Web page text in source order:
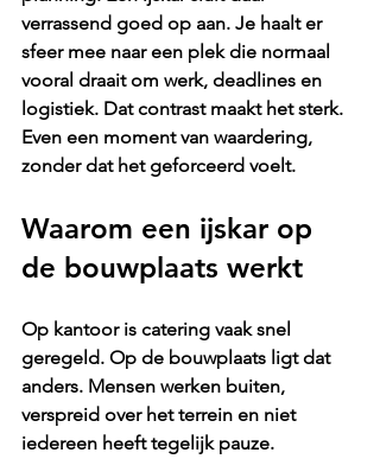
verrassend goed op aan. Je haalt er
sfeer mee naar een plek die normaal
vooral draait om werk, deadlines en
logistiek. Dat contrast maakt het sterk.
Even een moment van waardering,
zonder dat het geforceerd voelt.
Waarom een ijskar op
de bouwplaats werkt
Op kantoor is catering vaak snel
geregeld. Op de bouwplaats ligt dat
anders. Mensen werken buiten,
verspreid over het terrein en niet
iedereen heeft tegelijk pauze.